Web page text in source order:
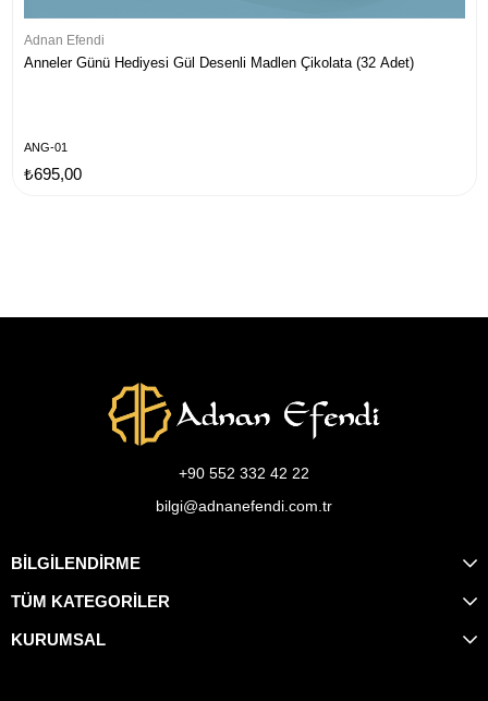
Adnan Efendi
Anneler Günü Hediyesi Gül Desenli Madlen Çikolata (32 Adet)
ANG-01
₺695,00
+90 552 332 42 22
bilgi@adnanefendi.com.tr
BİLGİLENDİRME
TÜM KATEGORİLER
KURUMSAL